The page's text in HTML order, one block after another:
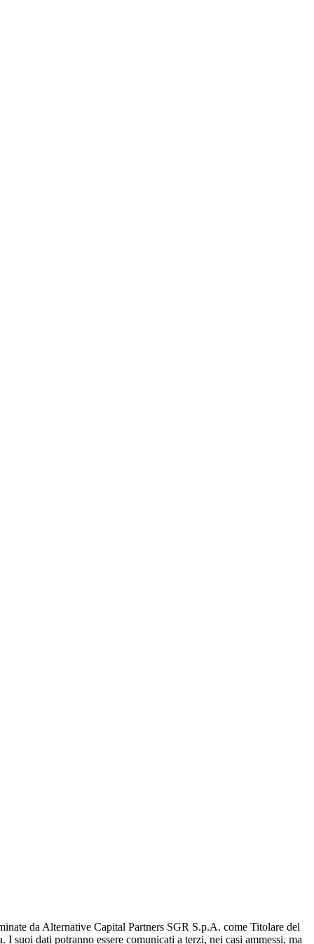
da Alternative Capital Partners SGR S.p.A. come Titolare del
suoi dati potranno essere comunicati a terzi, nei casi ammessi, ma